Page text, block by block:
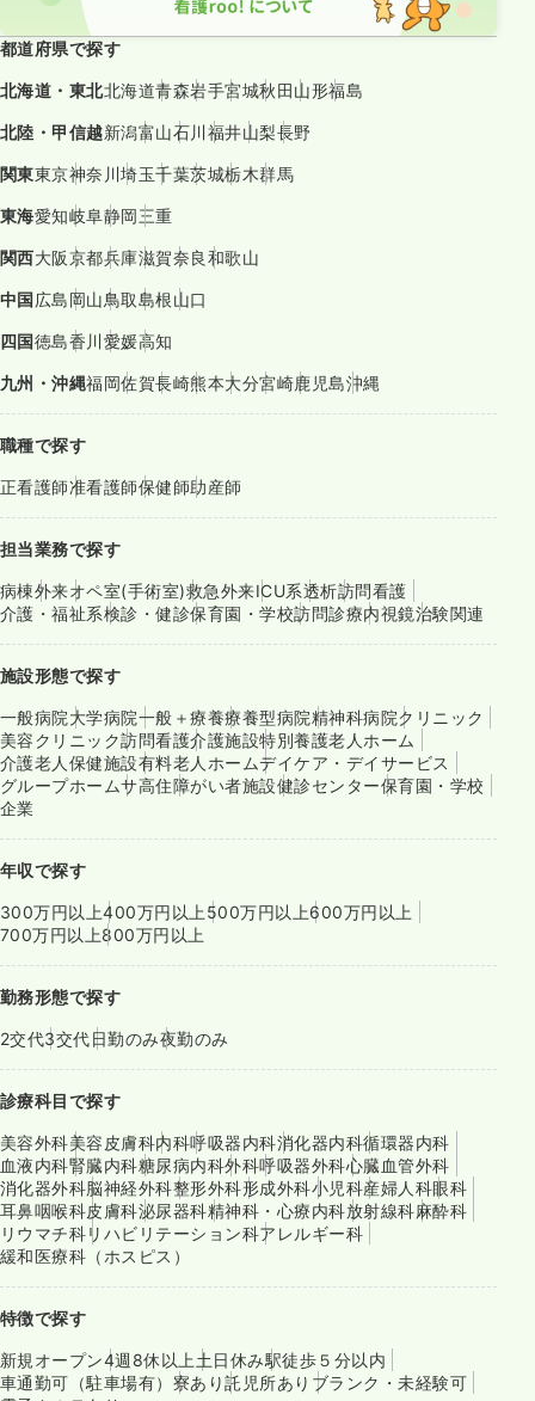
都道府県で探す
北海道・東北北海道青森岩手宮城秋田山形福島
北陸・甲信越新潟富山石川福井山梨長野
関東東京神奈川埼玉千葉茨城栃木群馬
東海愛知岐阜静岡三重
関西大阪京都兵庫滋賀奈良和歌山
中国広島岡山鳥取島根山口
四国徳島香川愛媛高知
九州・沖縄福岡佐賀長崎熊本大分宮崎鹿児島沖縄
職種で探す
正看護師准看護師保健師助産師
担当業務で探す
病棟外来オペ室(手術室)救急外来ICU系透析訪問看護
介護・福祉系検診・健診保育園・学校訪問診療内視鏡治験関連
施設形態で探す
一般病院大学病院一般＋療養療養型病院精神科病院クリニック
美容クリニック訪問看護介護施設特別養護老人ホーム
介護老人保健施設有料老人ホームデイケア・デイサービス
グループホームサ高住障がい者施設健診センター保育園・学校
企業
年収で探す
300万円以上400万円以上 500万円以上600万円以上
700万円以上800万円以上
勤務形態で探す
2交代3交代日勤のみ夜勤のみ
診療科目で探す
美容外科美容皮膚科内科呼吸器内科消化器内科循環器内科
血液内科腎臓内科糖尿病内科外科呼吸器外科心臓血管外科
消化器外科脳神経外科整形外科形成外科小児科産婦人科眼科
耳鼻咽喉科皮膚科泌尿器科精神科・心療内科放射線科麻酔科
リウマチ科リハビリテーション科アレルギー科
緩和医療科（ホスピス）
特徴で探す
新規オープン4週8休以上 土日休み駅徒歩５分以内
車通勤可（駐車場有） 寮あり託児所あり ブランク・未経験可